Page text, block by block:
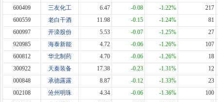
600409
三友化工 6.47 -0.08 -1.22%
217
600559
老白干酒 11.98 -0.15 -1.24%
81
600997
开滦股份 5.53 -0.07 -1.25%
27
920985
海泰新能 4.72 -0.06 -1.26%
107
600812
华北制药 4.70 -0.06 -1.26%
18
300922
天秦装备 17.38 -0.23 -1.31%
12
000848
承德露露 8.87 -0.12 -1.33%
23
002108
沧州明珠 4.34 -0.06 -1.36%
100